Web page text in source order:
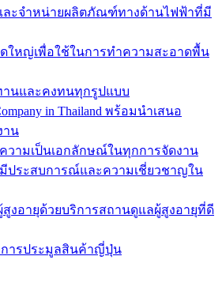
และจำหน่ายผลิตภัณฑ์ทางด้านไฟฟ้าที่มี
ใหญ่เพื่อใช้ในการทำความสะอาดพื้น
านและคงทนทุกรูปแบบ
in Thailand พร้อมนำเสนอ
าน
วามเป็นเอกลักษณ์ในทุกการจัดงาน
ประสบการณ์และความเชี่ยวชาญใน
งอายุด้วยบริการสถานดูแลผู้สูงอายุที่ดี
ารประมูลสินค้าญี่ปุ่น